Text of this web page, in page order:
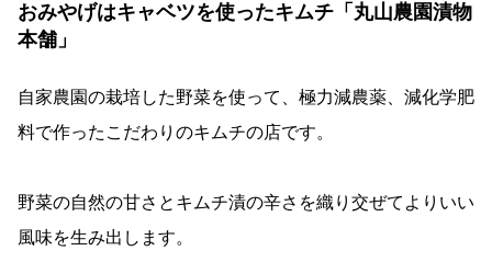
おみやげはキャベツを使ったキムチ「丸山農園漬物
本舗」
自家農園の栽培した野菜を使って、極力減農薬、減化学肥
料で作ったこだわりのキムチの店です。
野菜の自然の甘さとキムチ漬の辛さを織り交ぜてよりいい
風味を生み出します。